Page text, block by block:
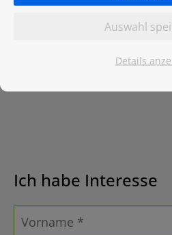
Fernwärme
Ich habe Interesse
Auswahl
Details